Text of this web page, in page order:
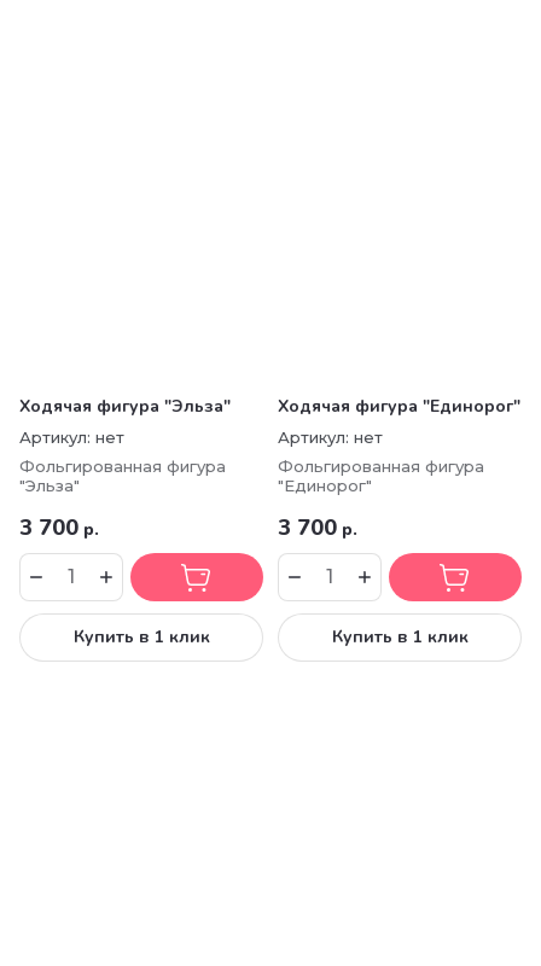
Ходячая фигура "Эльза"
Артикул: нет
Фольгированная фигура
"Эльза"
3 700 р.
Купить в 1 клик
Ходячая фигура "Единорог"
Артикул: нет
Фольгированная фигура
"Единорог"
3 700 р.
Купить в 1 клик